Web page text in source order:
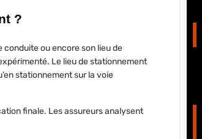
?
conduite ou encore son lieu de
Le lieu de stationnement
stationnement sur la voie
finale. Les assureurs analysent